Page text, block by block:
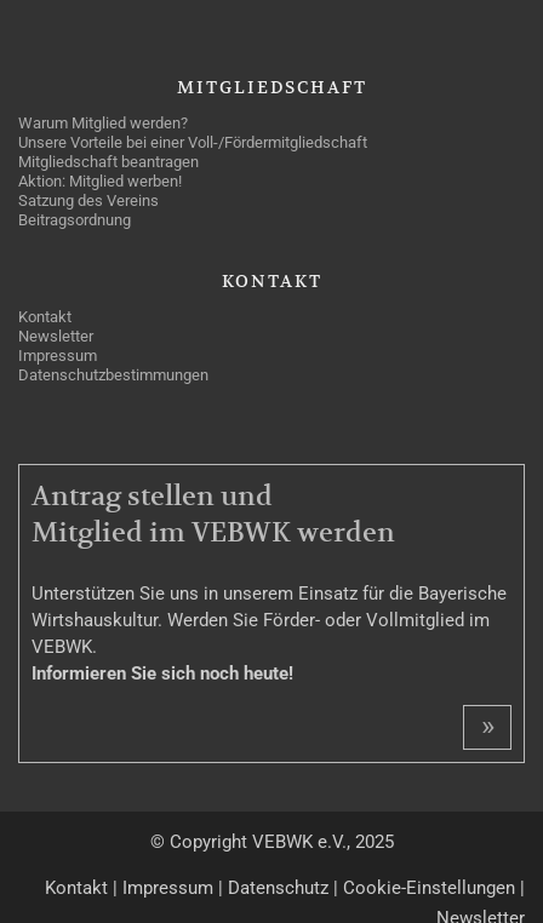
MITGLIEDSCHAFT
Warum Mitglied werden?
Unsere Vorteile bei einer Voll-/Fördermitgliedschaft
Mitgliedschaft beantragen
Aktion: Mitglied werben!
Satzung des Vereins
Beitragsordnung
KONTAKT
Kontakt
Newsletter
Impressum
Datenschutzbestimmungen
MITGLIEDSCHAFT
Antrag stellen und
Mitglied im VEBWK werden
Unterstützen Sie uns in unserem Einsatz für die Bayerische
Wirtshauskultur. Werden Sie Förder- oder Vollmitglied im
VEBWK.
Informieren Sie sich noch heute!
»
© Copyright VEBWK e.V., 2025
Kontakt | Impressum | Datenschutz | Cookie-Einstellungen |
Newsletter